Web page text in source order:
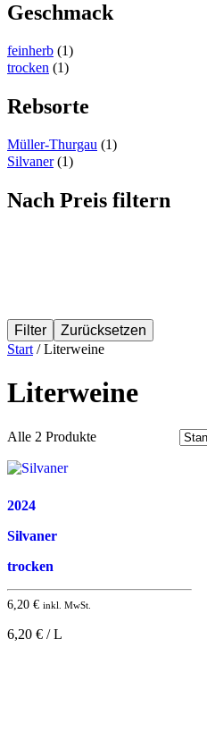
Geschmack
feinherb (1)
trocken (1)
Rebsorte
Müller-Thurgau (1)
Silvaner (1)
Nach Preis filtern
Filter Zurücksetzen
Start / Literweine
Literweine
Alle 2 Produkte
2024
Silvaner
trocken
6,20 € inkl. MwSt.
6,20 € / L